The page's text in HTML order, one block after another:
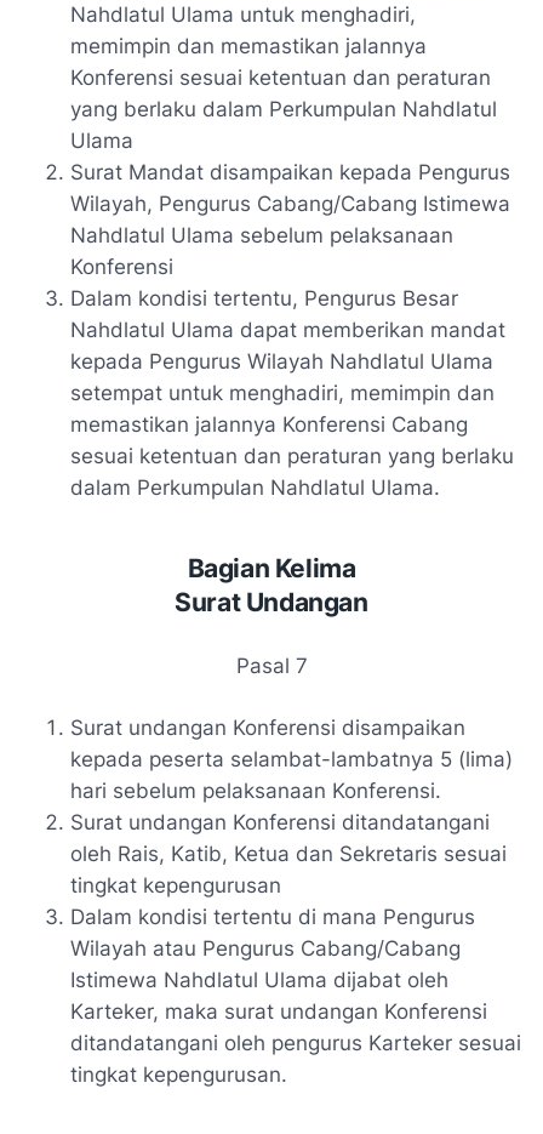
Nahdlatul Ulama untuk menghadiri,
memimpin dan memastikan jalannya
Konferensi sesuai ketentuan dan peraturan
yang berlaku dalam Perkumpulan Nahdlatul
Ulama
Surat Mandat disampaikan kepada Pengurus
Wilayah, Pengurus Cabang/Cabang Istimewa
Nahdlatul Ulama sebelum pelaksanaan
Konferensi
Dalam kondisi tertentu, Pengurus Besar
Nahdlatul Ulama dapat memberikan mandat
kepada Pengurus Wilayah Nahdlatul Ulama
setempat untuk menghadiri, memimpin dan
memastikan jalannya Konferensi Cabang
sesuai ketentuan dan peraturan yang berlaku
dalam Perkumpulan Nahdlatul Ulama.
Bagian Kelima
Surat Undangan
Pasal 7
Surat undangan Konferensi disampaikan
kepada peserta selambat-lambatnya 5 (lima)
hari sebelum pelaksanaan Konferensi.
Surat undangan Konferensi ditandatangani
oleh Rais, Katib, Ketua dan Sekretaris sesuai
tingkat kepengurusan
Dalam kondisi tertentu di mana Pengurus
Wilayah atau Pengurus Cabang/Cabang
Istimewa Nahdlatul Ulama dijabat oleh
Karteker, maka surat undangan Konferensi
ditandatangani oleh pengurus Karteker sesuai
tingkat kepengurusan.